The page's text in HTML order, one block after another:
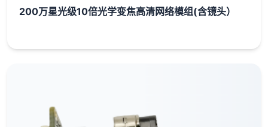
200万星光级10倍光学变焦高清网络模组(含镜头）